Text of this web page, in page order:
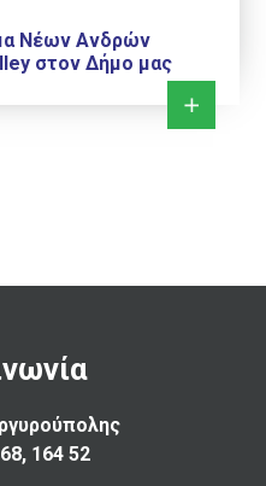
Νέων Ανδρών
στον Δήμο μας
164 52